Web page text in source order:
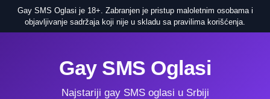
Gay SMS Oglasi je 18+. Zabranjen je pristup maloletnim osobama i
objavljivanje sadržaja koji nije u skladu sa pravilima korišćenja.
Gay SMS Oglasi
Najstariji gay SMS oglasi u Srbiji